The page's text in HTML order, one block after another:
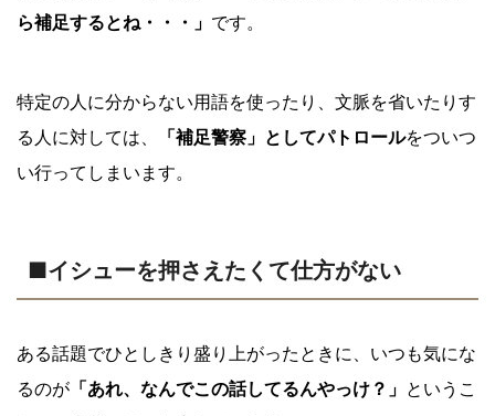
ら補足するとね・・・」 です。
特定の人に分からない用語を使ったり、文脈を省いたりす
る人に対しては、
「補足警察」としてパトロールをついつ
い行ってしまいます。
■イシューを押さえたくて仕方がない
ある話題でひとしきり盛り上がったときに、いつも気にな
るのが 「あれ、なんでこの話してるんやっけ？」 というこ